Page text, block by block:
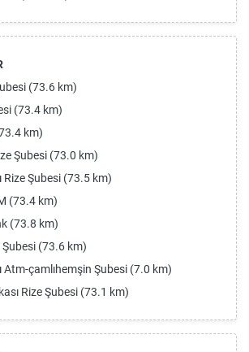
(73.6 km)
(73.4 km)
km)
Şubesi (73.0 km)
Rize Şubesi (73.5 km)
(73.4 km)
(73.8 km)
(73.6 km)
Atm-çamlıhemşin Şubesi (7.0 km)
Rize Şubesi (73.1 km)